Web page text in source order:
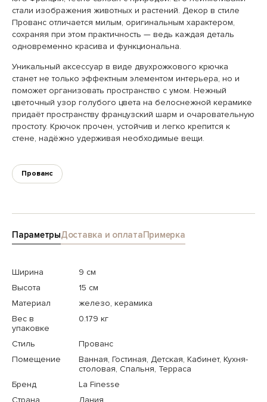
стали изображения животных и растений. Декор в стиле
Прованс отличается милым, оригинальным характером,
сохраняя при этом практичность — ведь каждая деталь
одновременно красива и функциональна.
Уникальный аксессуар в виде двухрожкового крючка
станет не только эффектным элементом интерьера, но и
поможет организовать пространство с умом. Нежный
цветочный узор голубого цвета на белоснежной керамике
придаёт пространству французский шарм и очаровательную
простоту. Крючок прочен, устойчив и легко крепится к
стене, надёжно удерживая необходимые вещи.
Прованс
ПараметрыДоставка и оплатаПримерка
Ширина
9 см
Высота
15 см
Материал
железо, керамика
Вес в
упаковке
0.179 кг
Стиль
Прованс
Помещение
Ванная, Гостиная, Детская, Кабинет, Кухня-
столовая, Спальня, Терраса
Бренд
La Finesse
Страна
Дания